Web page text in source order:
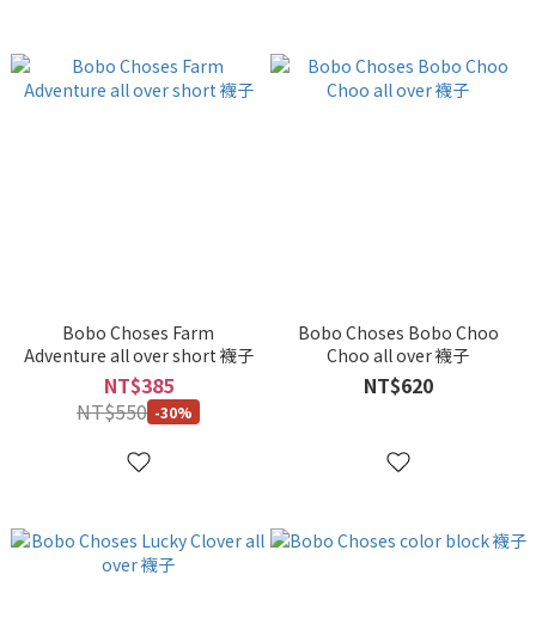
Bobo Choses Farm
Adventure all over short 襪子
NT$385
NT$550 -30%
Bobo Choses Bobo Choo
Choo all over 襪子
NT$620